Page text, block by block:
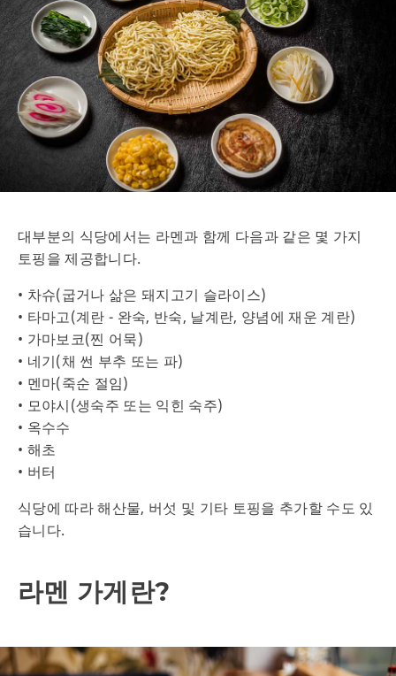
대부분의 식당에서는 라멘과 함께 다음과 같은 몇 가지
토핑을 제공합니다.
• 차슈(굽거나 삶은 돼지고기 슬라이스)
• 타마고(계란 - 완숙, 반숙, 날계란, 양념에 재운 계란)
• 가마보코(찐 어묵)
• 네기(채 썬 부추 또는 파)
• 멘마(죽순 절임)
• 모야시(생숙주 또는 익힌 숙주)
• 옥수수
• 해초
• 버터
식당에 따라 해산물, 버섯 및 기타 토핑을 추가할 수도 있
습니다.
라멘 가게란?